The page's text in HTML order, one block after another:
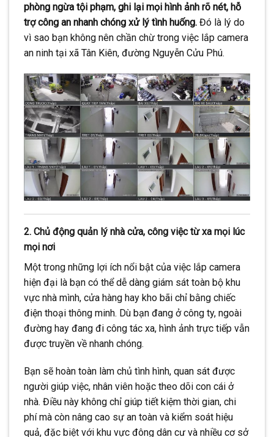
phòng ngừa tội phạm, ghi lại mọi hình ảnh rõ nét, hỗ
trợ công an nhanh chóng xử lý tình huống. Đó là lý do
vì sao bạn không nên chần chừ trong việc lắp camera
an ninh tại xã Tân Kiên, đường Nguyễn Cửu Phú.
2. Chủ động quản lý nhà cửa, công việc từ xa mọi lúc
mọi nơi
Một trong những lợi ích nổi bật của việc lắp camera
hiện đại là bạn có thể dễ dàng giám sát toàn bộ khu
vực nhà mình, cửa hàng hay kho bãi chỉ bằng chiếc
điện thoại thông minh. Dù bạn đang ở công ty, ngoài
đường hay đang đi công tác xa, hình ảnh trực tiếp vẫn
được truyền về nhanh chóng.
Bạn sẽ hoàn toàn làm chủ tình hình, quan sát được
người giúp việc, nhân viên hoặc theo dõi con cái ở
nhà. Điều này không chỉ giúp tiết kiệm thời gian, chi
phí mà còn nâng cao sự an toàn và kiểm soát hiệu
quả, đặc biệt với khu vực đông dân cư và nhiều cơ sở